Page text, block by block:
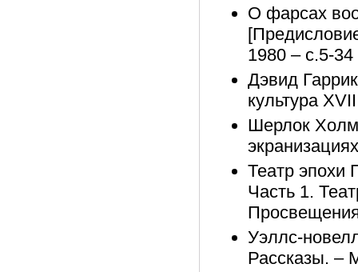
О фарсах
1980 – с.5-34
Дэвид
культура
Шерлок
Театр эпохи
Часть 1.
Уэллс-
Рассказы. –